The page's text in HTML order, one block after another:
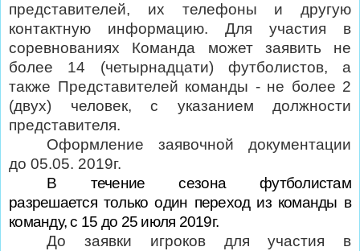
представителей, их телефоны и другую
контактную информацию. Для участия в
соревнованиях Команда может заявить не
более 14 (четырнадцати) футболистов, а
также Представителей команды - не более 2
(двух) человек, с указанием должности
представителя.
Оформление заявочной документации
до 05.05. 2019г.
В течение сезона футболистам
разрешается только один переход из команды в
команду, с 15 до 25 июля 2019г.
До заявки игроков для участия в